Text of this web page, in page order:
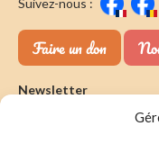
Suivez-nous :
Faire un don
Newsletter